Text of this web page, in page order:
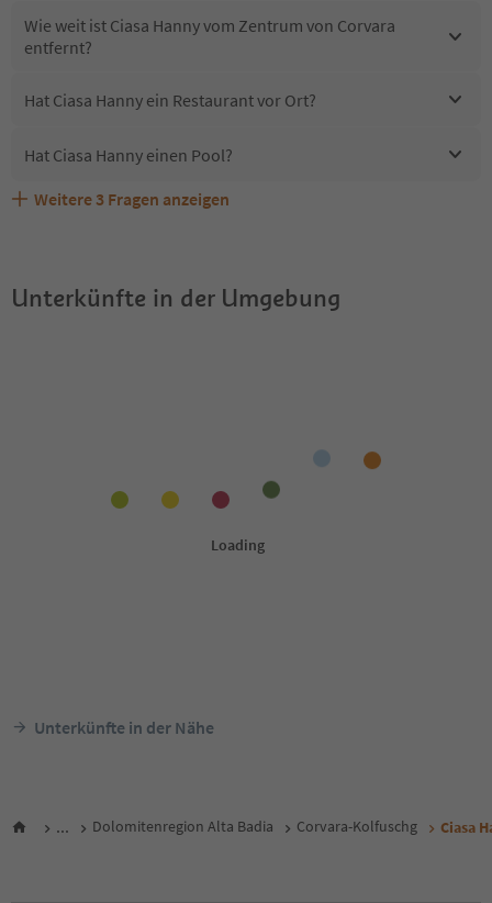
Wie weit ist Ciasa Hanny vom Zentrum von Corvara
entfernt?
Hat Ciasa Hanny ein Restaurant vor Ort?
Hat Ciasa Hanny einen Pool?
Sind Haustiere in der Unterkunft Ciasa Hanny erlaubt?
Welche Services bietet Ciasa Hanny?
Erhalten die Gäste von Ciasa Hanny einen Südtirol
Weitere 3 Fragen anzeigen
Unterkünfte in der Umgebung
Unterkünfte in der Nähe
... Dolomitenregion Alta Badia Corvara-Kolfuschg Ciasa